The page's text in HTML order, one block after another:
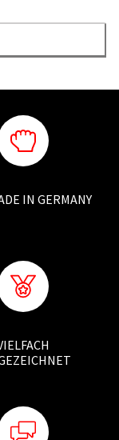
IN GERMANY